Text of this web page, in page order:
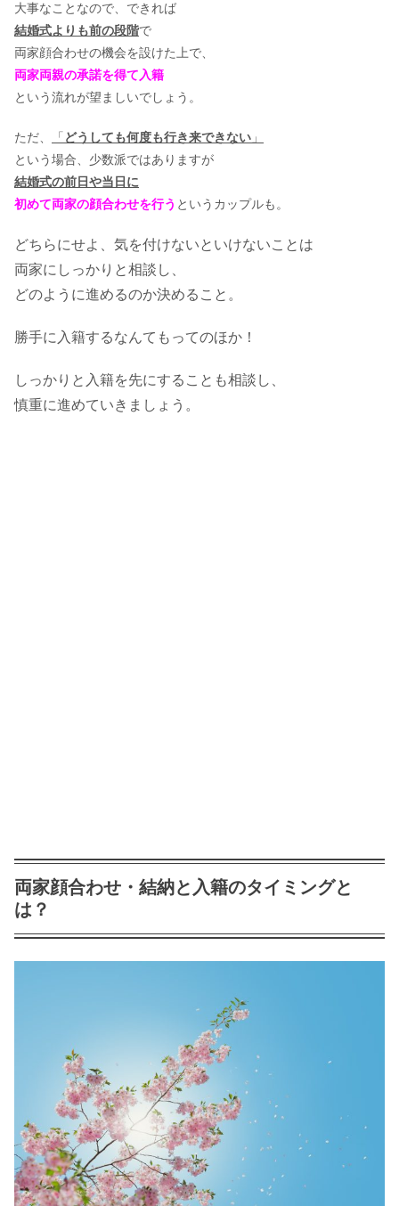
大事なことなので、できれば
結婚式よりも前の段階で
両家顔合わせの機会を設けた上で、
両家両親の承諾を得て入籍
という流れが望ましいでしょう。
ただ、 「 どうしても何度も行き来できない 」
という場合、少数派ではありますが
結婚式の前日や当日に
初めて両家の顔合わせを行う というカップルも。
どちらにせよ、気を付けないといけないことは
両家にしっかりと相談し、
どのように進めるのか決めること。
勝手に入籍するなんてもってのほか！
しっかりと入籍を先にすることも相談し、
慎重に進めていきましょう。
両家顔合わせ・結納と入籍のタイミングと
は？